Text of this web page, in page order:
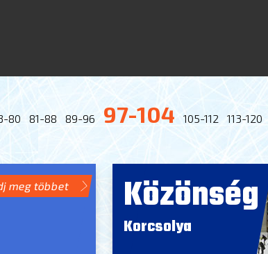
80 81-88 89-96 97-104 105-112 113-120
meg többet Közönség
Korcsolya